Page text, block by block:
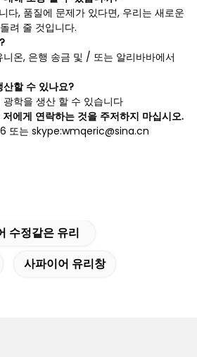
다, 품질에 문제가 있다면, 우리는 새로운
려 줄 것입니다.
온, 은행 송금 및 / 또는 알리바바에서
할 수 있나요?
학을 생산 할 수 있습니다
에게 연락하는 것을 주저하지 마십시오.
또는 skype:wmqeric@sina.cn
수정같은 유리
사파이어 유리창